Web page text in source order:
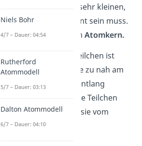
der Masse an einem sehr kleinen,
positiven Punkt vereint sein muss.
Zum Beispiel in einem Atomkern.
der Teilchen ist
damit erklärt, dass sie zu nah am
positiven Atomkern entlang
geflogen sind. Weil dieTeilchen
positivsind, wurden sie vom
positivenAtomkern
Niels Bohr
4/7 – Dauer: 04:54
Rutherford
Atommodell
5/7 – Dauer: 03:13
Dalton Atommodell
6/7 – Dauer: 04:10